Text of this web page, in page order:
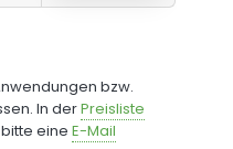
bzw.
In derPreisliste
eine E-Mail